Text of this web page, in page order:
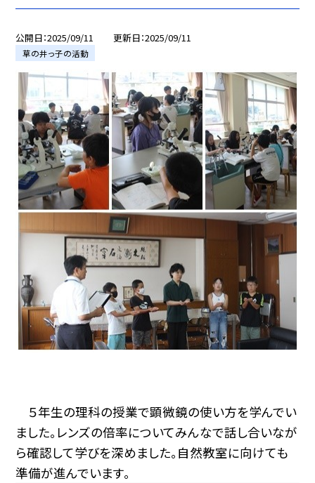
公開日 2025/09/11 更新日 2025/09/11
草の井っ子の活動
５年生の理科の授業で顕微鏡の使い方を学んでい
ました。レンズの倍率についてみんなで話し合いなが
ら確認して学びを深めました。自然教室に向けても
準備が進んでいます。